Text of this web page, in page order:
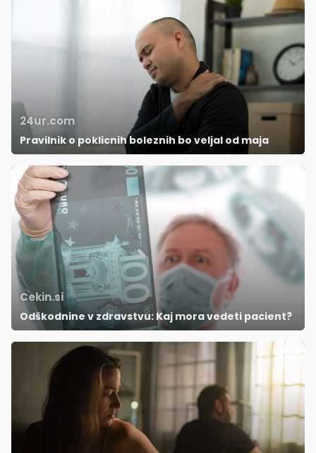
24ur.com
Pravilnik o poklicnih boleznih bo veljal od maja
Cekin.si
Odškodnine v zdravstvu: Kaj mora vedeti pacient?